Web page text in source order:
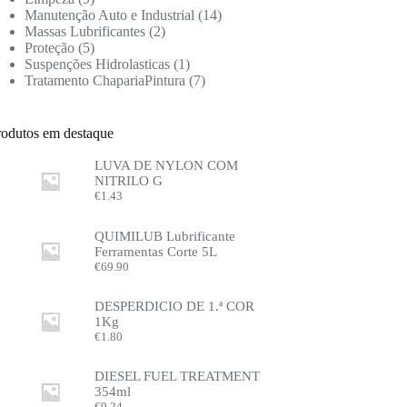
Manutenção Auto e Industrial
14
Massas Lubrificantes 2
Proteção 5
Suspenções Hidrolasticas 1
Tratamento ChapariaPintura
7
em destaque
LUVA DE NYLON COM
NITRILO G
€1.43
QUIMILUB Lubrificante
Ferramentas Corte 5L
€69.90
DESPERDICIO DE 1.ª COR
1Kg
€1.80
DIESEL FUEL TREATMENT
354ml